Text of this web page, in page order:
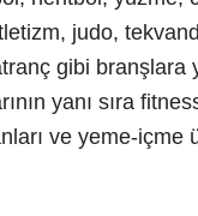
judo,
gibi branşlara
yanı sıra
ve yeme-içme